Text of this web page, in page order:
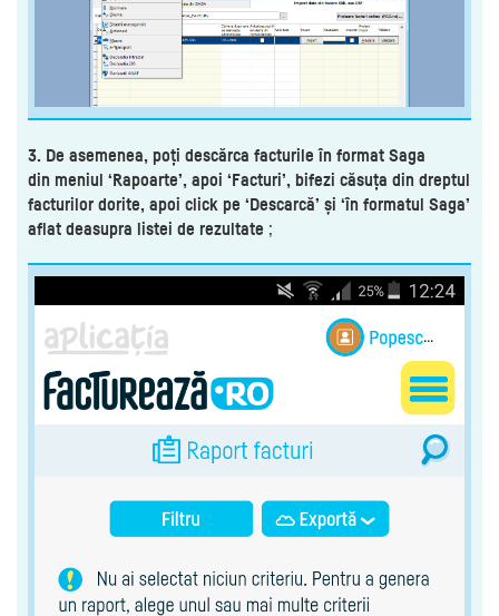
3. De asemenea, poți descărca facturile în format Saga
din meniul ‘Rapoarte’, apoi ‘Facturi’, bifezi căsuța din dreptul
facturilor dorite, apoi click pe ‘Descarcă’ și ‘în formatul Saga’
aflat deasupra listei de rezultate ;